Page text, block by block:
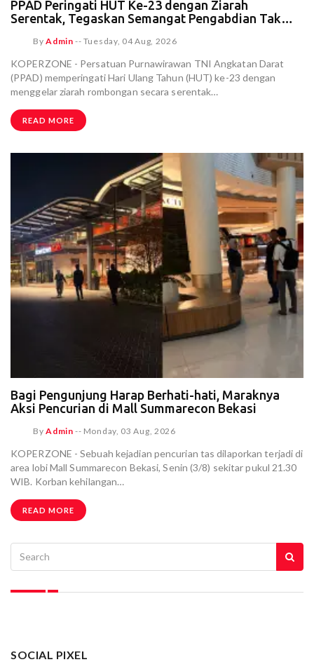
PPAD Peringati HUT Ke-23 dengan Ziarah
Serentak, Tegaskan Semangat Pengabdian Tak
ByAdmin -- Tuesday, 04 Aug, 2026
KOPERZONE - Persatuan Purnawirawan TNI Angkatan Darat
(PPAD) memperingati Hari Ulang Tahun (HUT) ke-23 dengan
menggelar ziarah rombongan secara serentak…
READ MORE
Bagi Pengunjung Harap Berhati-hati, Maraknya
Aksi Pencurian di Mall Summarecon Bekasi
ByAdmin -- Monday, 03 Aug, 2026
KOPERZONE - Sebuah kejadian pencurian tas dilaporkan terjadi di
area lobi Mall Summarecon Bekasi, Senin (3/8) sekitar pukul 21.30
WIB. Korban kehilangan…
READ MORE
SOCIAL PIXEL